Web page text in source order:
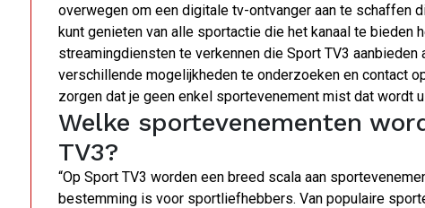
overwegen om een digitale tv-ontvanger aan te schaffen
kunt genieten van alle sportactie die het kanaal te bieden
streamingdiensten te verkennen die Sport TV3
verschillende mogelijkheden te onderzoeken en contact
zorgen dat je geen enkel sportevenement mist dat wordt
Welke sportevenementen
TV3?
“Op Sport TV3 worden een breed scala aan
bestemming is voor sportliefhebbers. Van populaire